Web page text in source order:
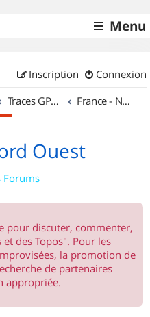
Menu
Connexion
Inscription
Traces GPS de randos VTT France - Nord Ouest
Ouest
Forums
pour discuter, commenter,
des Topos". Pour les
la promotion de
de partenaires
appropriée.